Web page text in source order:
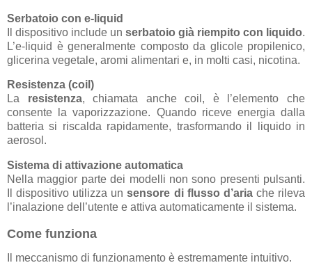
Serbatoio con e-liquid
Il dispositivo include un serbatoio già riempito con liquido.
L’e-liquid è generalmente composto da glicole propilenico,
glicerina vegetale, aromi alimentari e, in molti casi, nicotina.
Resistenza (coil)
La resistenza, chiamata anche coil, è l’elemento che
consente la vaporizzazione. Quando riceve energia dalla
batteria si riscalda rapidamente, trasformando il liquido in
aerosol.
Sistema di attivazione automatica
Nella maggior parte dei modelli non sono presenti pulsanti.
Il dispositivo utilizza unsensore di flusso d’ariache rileva
l’inalazione dell’utente e attiva automaticamente il sistema.
Come funziona
Il meccanismo di funzionamento è estremamente intuitivo.